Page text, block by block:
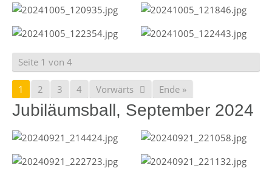
Seite 1 von 4
1 2 3 4 Vorwärts Ende »
Jubiläumsball, September 2024